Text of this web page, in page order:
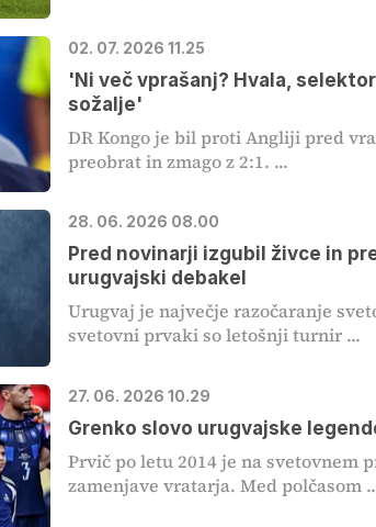
02. 07. 2026 11.25
'Ni več vprašanj? Hvala,
sožalje'
DR Kongo je bil proti Angliji pred
preobrat in zmago z 2:1. ...
28. 06. 2026 08.00
Pred novinarji izgubil živce in
urugvajski debakel
Urugvaj je največje razočaranje
svetovni prvaki so letošnji turnir ...
27. 06. 2026 10.29
Grenko slovo urugvajske
Prvič po letu 2014 je na svetovnem
zamenjave vratarja. Med polčasom